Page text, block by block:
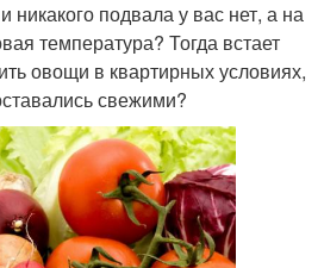
подвала у вас нет, а на
температура? Тогда встает
овощи в квартирных условиях,
свежими?